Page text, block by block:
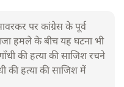
पर कांग्रेस के पूर्व
हमले के बीच यह घटना भी
की हत्या की साजिश रचने
की हत्या की साजिश में